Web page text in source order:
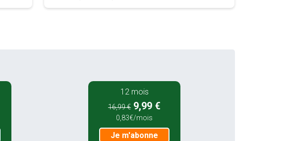
12 mois
16,99 € 9,99 €
0,83€/mois
Je m'abonne